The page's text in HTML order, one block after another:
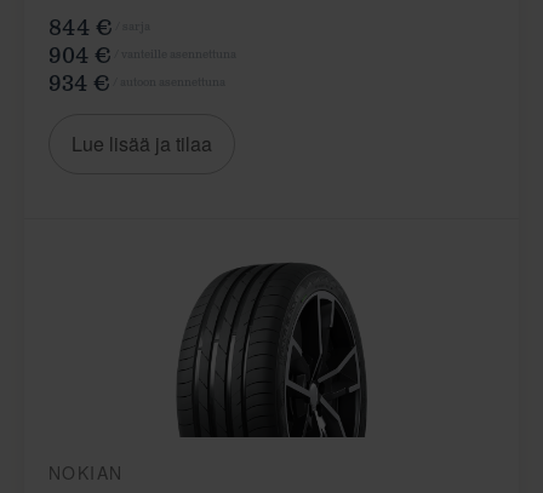
844 €
904 €
934 €
Lue lisää ja tilaa
NOKIAN